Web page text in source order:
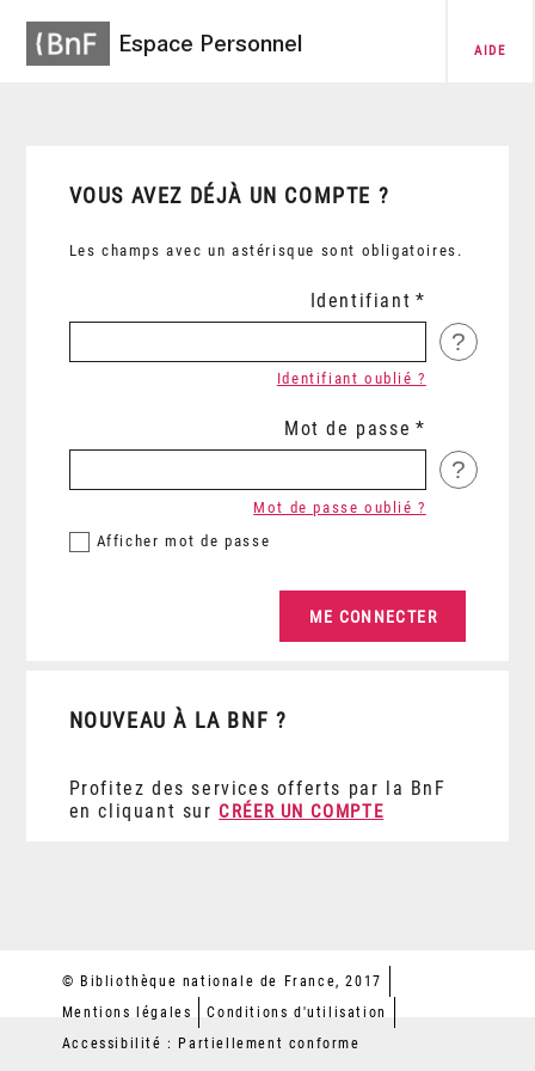
Espace Personnel AIDE
VOUS AVEZ DÉJÀ UN COMPTE ?
Les champs avec un astérisque sont obligatoires.
Identifiant
?
Identifiant oublié ?
Mot de passe
?
Afficher mot de passe
Mot de passe oublié ?
NOUVEAU À LA BNF ?
Profitez des services offerts par la BnF
en cliquant sur CRÉER UN COMPTE
© Bibliothèque nationale de France, 2017
Mentions légales
Conditions d'utilisation
Accessibilité : Partiellement conforme